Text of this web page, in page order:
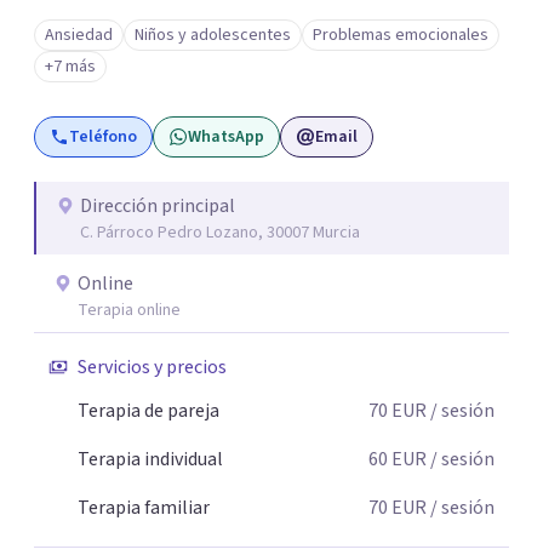
es una forma de colaboración en donde diálogo, además
de la confianza y el apoyo, es el camino para poder
identificar qué es lo que sucede, qué sentido tiene y cuales
son los pasos para el cambio. Además, creo que los
verdaderos cambios tienen que partir de uno mismo y mi
aquellas decisiones en tu vida que te puedan llevar a estar
mejor con lo que piensas y con lo que haces.
Ansiedad Niños y adolescentes
Problemas emocionales
+7 más
Teléfono WhatsApp Email
Dirección principal
C. Párroco Pedro Lozano, 30007 Murcia
Online
Terapia online
Servicios y precios
Terapia de pareja
70 EUR / sesión
Terapia individual
60 EUR / sesión
Terapia familiar
70 EUR / sesión